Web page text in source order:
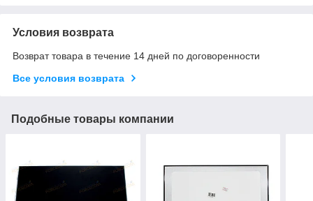
Условия возврата
Возврат товара в течение 14 дней по договоренности
Все условия возврата
Подобные товары компании